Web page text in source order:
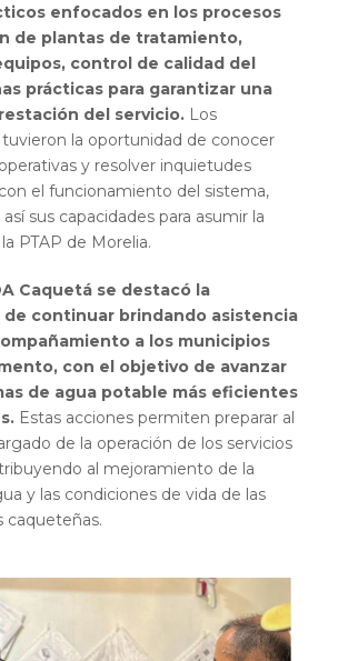
enfocados en los procesos
de plantas de tratamiento,
control de calidad del
prácticas para garantizar una
del servicio.Los
la oportunidad de conocer
y resolver inquietudes
el funcionamiento del sistema,
sus capacidades para asumir la
PTAP de Morelia.
Caquetá se destacó la
continuar brindando asistencia
a los municipios
con el objetivo de avanzar
de agua potable más eficientes
Estas acciones permiten preparar al
de la operación de los servicios
al mejoramiento de la
y las condiciones de vida de las
caqueteñas.